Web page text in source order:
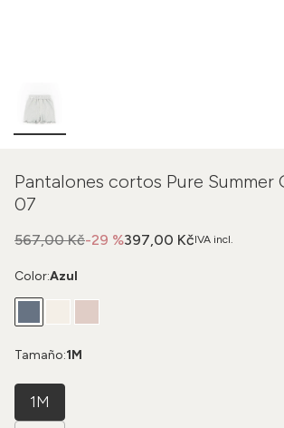
Pantalones cortos Pure Summer
07
IVA incl.
-29 %
567,00 Kč 397,00 Kč
Color:Azul
Tamaño:1M
1M